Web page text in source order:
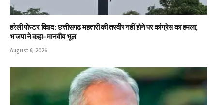
हरेली पोस्टर विवाद: छत्तीसगढ़ महतारी की तस्वीर नहीं होने पर कांग्रेस का हमला,
भाजपा ने कहा- मानवीय भूल
August 6, 2026